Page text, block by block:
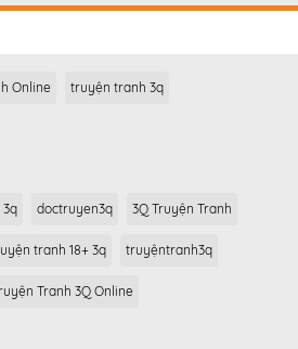
Online truyện tranh 3q
doctruyen3q 3Q Truyện Tranh
tranh 18+ 3q truyệntranh3q
Tranh 3Q Online